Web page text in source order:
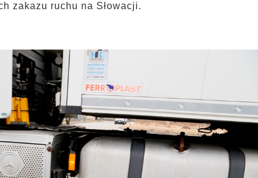
zakazu ruchu na Słowacji.